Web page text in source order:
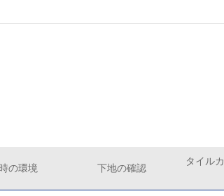
の環境 下地の確認
タイル